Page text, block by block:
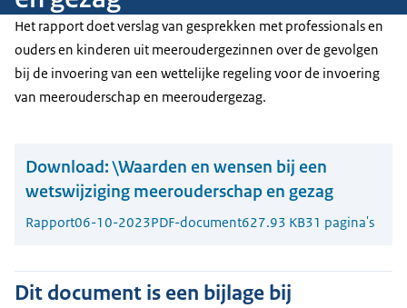
Het rapport doet verslag van gesprekken met professionals en
ouders en kinderen uit meeroudergezinnen over de gevolgen
bij de invoering van een wettelijke regeling voor de invoering
van meerouderschap en meeroudergezag.
Download: \Waarden en wensen bij een
wetswijziging meerouderschap en gezag
Rapport06-10-2023PDF-document627.93 KB31 pagina's
Dit document is een bijlage bij